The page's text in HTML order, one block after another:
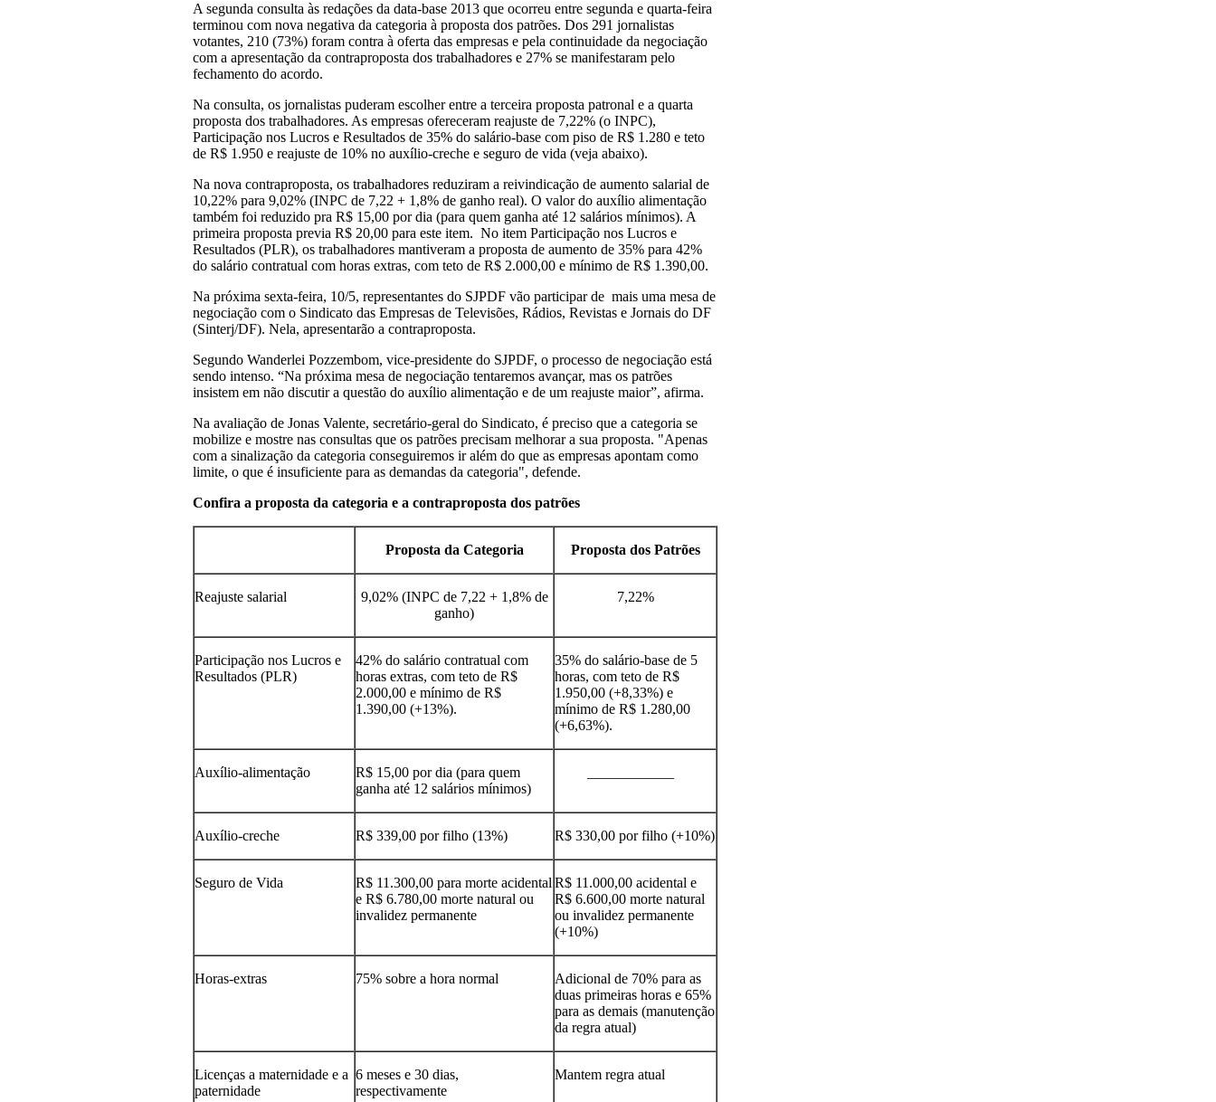
A segunda consulta às redações da data-base 2013 que ocorreu entre segunda e quarta-feira
terminou com nova negativa da categoria à proposta dos patrões. Dos 291 jornalistas
votantes, 210 (73%) foram contra à oferta das empresas e pela continuidade da negociação
com a apresentação da contraproposta dos trabalhadores e 27% se manifestaram pelo
fechamento do acordo.
Na consulta, os jornalistas puderam escolher entre a terceira proposta patronal e a quarta
proposta dos trabalhadores. As empresas ofereceram reajuste de 7,22% (o INPC),
Participação nos Lucros e Resultados de 35% do salário-base com piso de R$ 1.280 e teto
de R$ 1.950 e reajuste de 10% no auxílio-creche e seguro de vida (veja abaixo).
Na nova contraproposta, os trabalhadores reduziram a reivindicação de aumento salarial de
10,22% para 9,02% (INPC de 7,22 + 1,8% de ganho real). O valor do auxílio alimentação
também foi reduzido pra R$ 15,00 por dia (para quem ganha até 12 salários mínimos). A
primeira proposta previa R$ 20,00 para este item. No item Participação nos Lucros e
Resultados (PLR), os trabalhadores mantiveram a proposta de aumento de 35% para 42%
do salário contratual com horas extras, com teto de R$ 2.000,00 e mínimo de R$ 1.390,00.
Na próxima sexta-feira, 10/5, representantes do SJPDF vão participar de mais uma mesa de
negociação com o Sindicato das Empresas de Televisões, Rádios, Revistas e Jornais do DF
(Sinterj/DF). Nela, apresentarão a contraproposta.
Segundo Wanderlei Pozzembom, vice-presidente do SJPDF, o processo de negociação está
sendo intenso. “Na próxima mesa de negociação tentaremos avançar, mas os patrões
insistem em não discutir a questão do auxílio alimentação e de um reajuste maior”, afirma.
Na avaliação de Jonas Valente, secretário-geral do Sindicato, é preciso que a categoria se
mobilize e mostre nas consultas que os patrões precisam melhorar a sua proposta. "Apenas
com a sinalização da categoria conseguiremos ir além do que as empresas apontam como
limite, o que é insuficiente para as demandas da categoria", defende.
Confira a proposta da categoria e a contraproposta dos patrões
Proposta da Categoria Proposta dos Patrões
Reajuste salarial
9,02% (INPC de 7,22 + 1,8% de
ganho)
7,22%
Participação nos Lucros e
Resultados (PLR)
42% do salário contratual com
horas extras, com teto de R$
2.000,00 e mínimo de R$
1.390,00 (+13%).
35% do salário-base de 5
horas, com teto de R$
1.950,00 (+8,33%) e
mínimo de R$ 1.280,00
(+6,63%).
Auxílio-alimentação
R$ 15,00 por dia (para quem
ganha até 12 salários mínimos)
Auxílio-creche R$ 339,00 por filho (13%) R$ 330,00 por filho (+10%)
Seguro de Vida
R$ 11.300,00 para morte acidental
e R$ 6.780,00 morte natural ou
invalidez permanente
R$ 11.000,00 acidental e
R$ 6.600,00 morte natural
ou invalidez permanente
(+10%)
Horas-extras 75% sobre a hora normal
Adicional de 70% para as
duas primeiras horas e 65%
para as demais (manutenção
da regra atual)
Licenças a maternidade e a
paternidade
6 meses e 30 dias,
respectivamente
Mantem regra atual